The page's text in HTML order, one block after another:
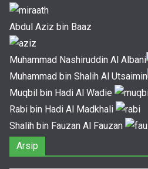
Abdul Aziz bin Baaz
Muhammad Nashiruddin Al Albani
Muhammad bin Shalih Al Utsaimin
Muqbil bin Hadi Al Wadie
Rabi bin Hadi Al Madkhali
Shalih bin Fauzan Al Fauzan
Arsip